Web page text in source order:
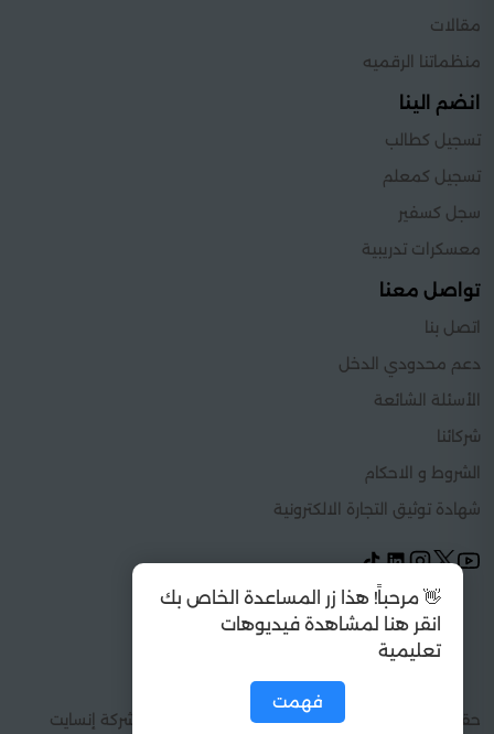
👋 مرحباً! هذا زر المساعدة الخاص بك
انقر هنا لمشاهدة فيديوهات
تعليمية
فهمت
مقالات
منظماتنا الرقميه
انضم الينا
تسجيل كطالب
تسجيل كمعلم
سجل كسفير
معسكرات تدريبية
تواصل معنا
اتصل بنا
دعم محدودي الدخل
الأسئلة الشائعة
شركائنا
الشروط و الاحكام
شهادة توثيق التجارة الالكترونية
حقوق الطبع والنشر 2026 © كل الحقوق محفوظة شركة إنسايت